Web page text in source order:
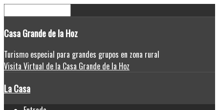
CasaGrande de la Hoz
Turismo especial para grandes grupos en zona rural
Visita Virtual de la Casa Grande de la Hoz
La Casa